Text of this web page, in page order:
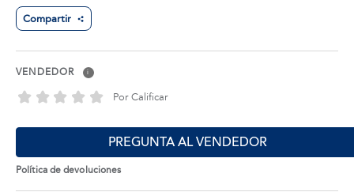
Compartir
VENDEDOR i
Por Calificar
PREGUNTA AL VENDEDOR
Política de devoluciones